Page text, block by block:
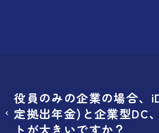
役員のみの企業の場合、
定拠出年金)と企業型DC
トが大きいですか？